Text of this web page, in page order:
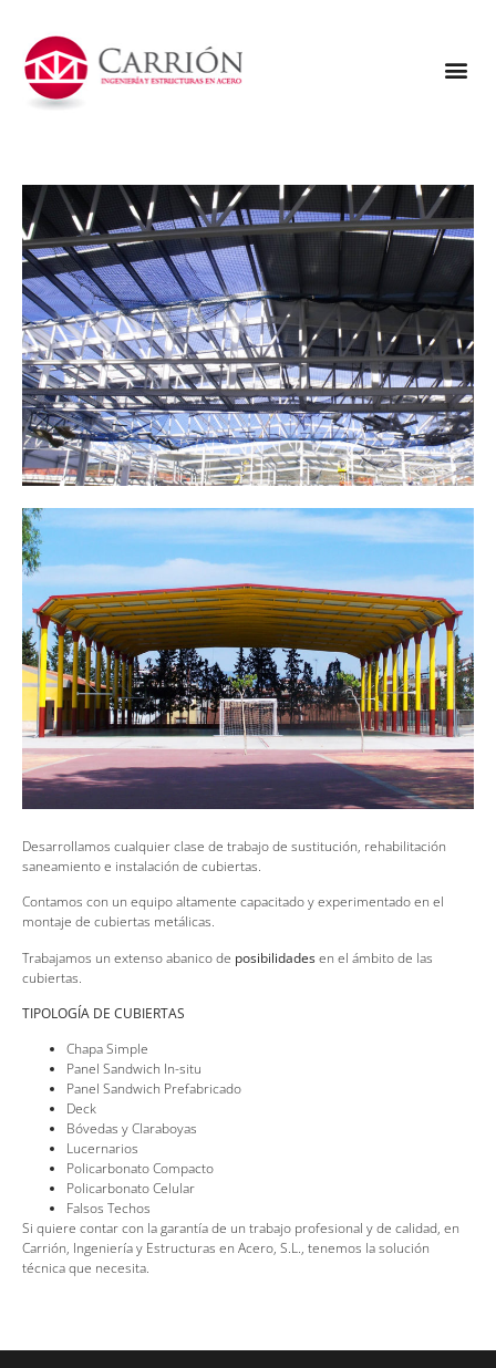
Cubiertas
Desarrollamos cualquier clase de trabajo de sustitución, rehabilitación
saneamiento e instalación de cubiertas.
Contamos con un equipo altamente capacitado y experimentado en el
montaje de cubiertas metálicas.
Trabajamos un extenso abanico de posibilidadesen el ámbito de las
cubiertas.
TIPOLOGÍA DE CUBIERTAS
Chapa Simple
Panel Sandwich In-situ
Panel Sandwich Prefabricado
Deck
Bóvedas y Claraboyas
Lucernarios
Policarbonato Compacto
Policarbonato Celular
Falsos Techos
Si quiere contar con la garantía de un trabajo profesional y de calidad, en
Carrión, Ingeniería y Estructuras en Acero, S.L., tenemos la solución
técnica que necesita.